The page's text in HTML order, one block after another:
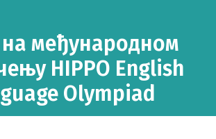
на међународном
HIPPO English
Olympiad
ЖИВОТ